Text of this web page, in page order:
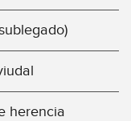
herencia